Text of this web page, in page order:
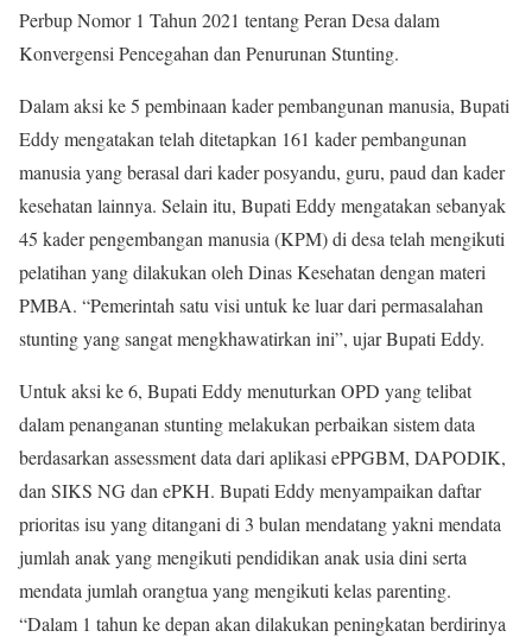
Perbup Nomor 1 Tahun 2021 tentang Peran Desa dalam
Konvergensi Pencegahan dan Penurunan Stunting.
Dalam aksi ke 5 pembinaan kader pembangunan manusia, Bupati
Eddy mengatakan telah ditetapkan 161 kader pembangunan
manusia yang berasal dari kader posyandu, guru, paud dan kader
kesehatan lainnya. Selain itu, Bupati Eddy mengatakan sebanyak
45 kader pengembangan manusia (KPM) di desa telah mengikuti
pelatihan yang dilakukan oleh Dinas Kesehatan dengan materi
PMBA. “Pemerintah satu visi untuk ke luar dari permasalahan
stunting yang sangat mengkhawatirkan ini”, ujar Bupati Eddy.
Untuk aksi ke 6, Bupati Eddy menuturkan OPD yang telibat
dalam penanganan stunting melakukan perbaikan sistem data
berdasarkan assessment data dari aplikasi ePPGBM, DAPODIK,
dan SIKS NG dan ePKH. Bupati Eddy menyampaikan daftar
prioritas isu yang ditangani di 3 bulan mendatang yakni mendata
jumlah anak yang mengikuti pendidikan anak usia dini serta
mendata jumlah orangtua yang mengikuti kelas parenting.
“Dalam 1 tahun ke depan akan dilakukan peningkatan berdirinya